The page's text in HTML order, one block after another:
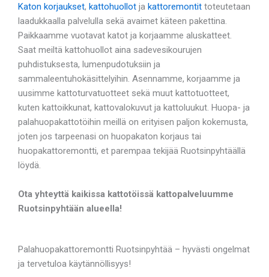
Katon korjaukset, kattohuollot ja kattoremontit toteutetaan
laadukkaalla palvelulla sekä avaimet käteen pakettina.
Paikkaamme vuotavat katot ja korjaamme aluskatteet.
Saat meiltä kattohuollot aina sadevesikourujen
puhdistuksesta, lumenpudotuksiin ja
sammaleentuhokäsittelyihin. Asennamme, korjaamme ja
uusimme kattoturvatuotteet sekä muut kattotuotteet,
kuten kattoikkunat, kattovalokuvut ja kattoluukut. Huopa- ja
palahuopakattotöihin meillä on erityisen paljon kokemusta,
joten jos tarpeenasi on huopakaton korjaus tai
huopakattoremontti, et parempaa tekijää Ruotsinpyhtäällä
löydä.
Ota yhteyttä kaikissa kattotöissä kattopalveluumme
Ruotsinpyhtään alueella!
Palahuopakattoremontti Ruotsinpyhtää – hyvästi ongelmat
ja tervetuloa käytännöllisyys!